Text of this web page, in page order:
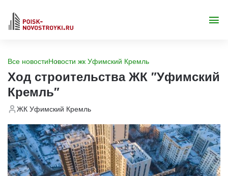
Все новостиНовости жк Уфимский Кремль
Ход строительства ЖК "Уфимский
Кремль"
ЖК Уфимский Кремль